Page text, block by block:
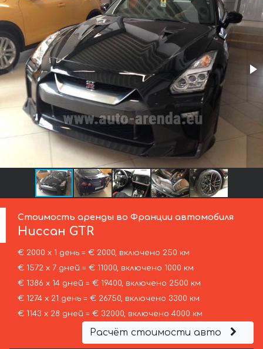
Стоимость аренды во Франции автомобиля
Ниссан GTR
€ 2000 х 1 день = € 2000, включено 250 км
€ 1572 х 7 дней = € 11000, включено 1000 км
€ 1386 х 14 дней = € 19400, включено 2500 км
€ 1274 х 21 день = € 26750, включено 3300 км
€ 1143 х 28 дней = € 32000, включено 4000 км
Расчёт стоимости авто